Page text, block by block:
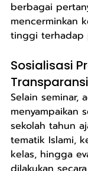
berbagai
mencerminkan
tinggi terhadap
Sosialisasi
Selain seminar,
menyampaikan
sekolah tahun
tematik Islami,
kelas, hingga